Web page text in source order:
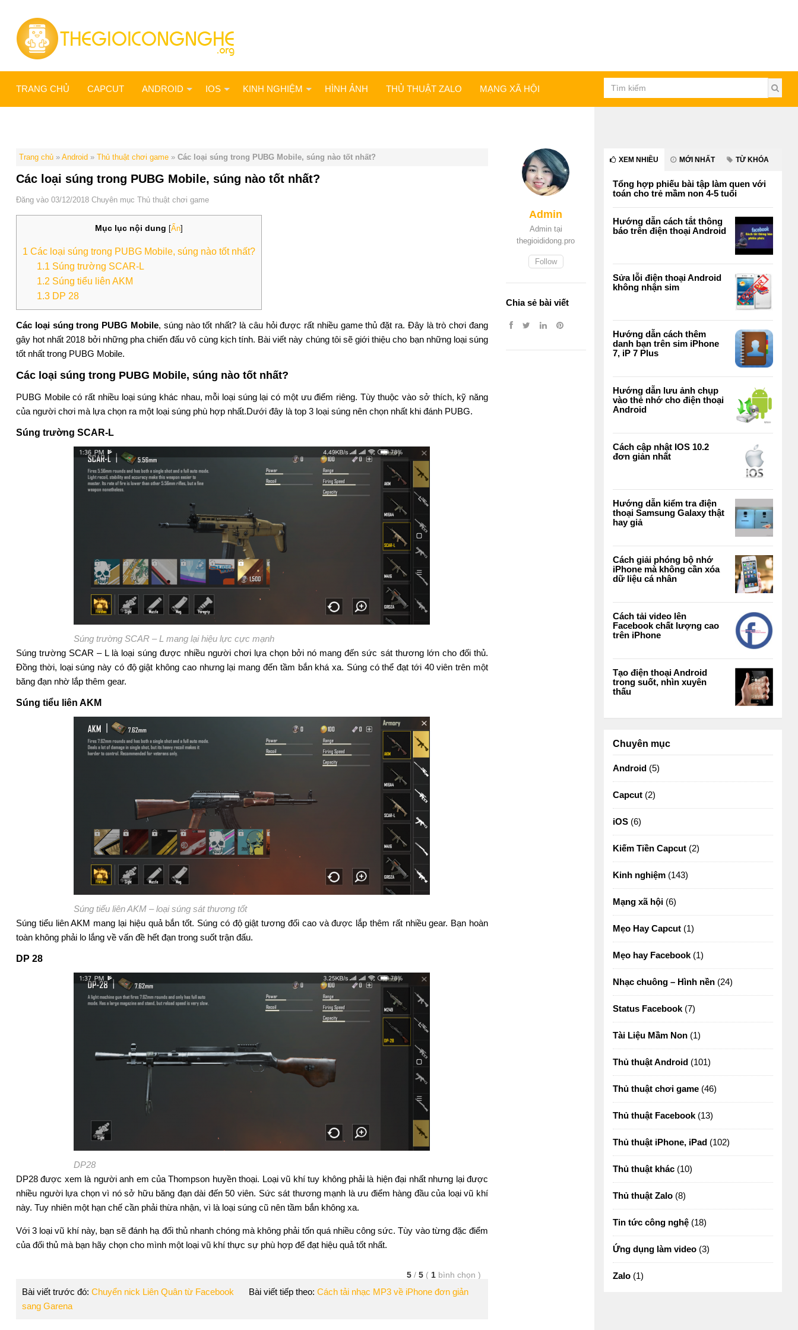
TRANG CHỦ CAPCUT ANDROID IOS KINH NGHIỆM HÌNH ẢNH THỦ THUẬT ZALO MẠNG XÃ HỘI
Trang chủ » Android » Thủ thuật chơi game » Các loại súng trong PUBG Mobile, súng nào tốt nhất?
Các loại súng trong PUBG Mobile, súng nào tốt nhất?
Đăng vào 03/12/2018 Chuyên mục Thủ thuật chơi game
Mục lục nội dung [Ẩn]
1 Các loại súng trong PUBG Mobile, súng nào tốt nhất?
1.1 Súng trường SCAR-L
1.2 Súng tiểu liên AKM
1.3 DP 28
Các loại súng trong PUBG Mobile, súng nào tốt nhất? là câu hỏi được rất nhiều game thủ đặt ra. Đây là trò chơi đang
gây hot nhất 2018 bởi những pha chiến đấu vô cùng kịch tính. Bài viết này chúng tôi sẽ giới thiệu cho bạn những loại súng
tốt nhất trong PUBG Mobile.
Các loại súng trong PUBG Mobile, súng nào tốt nhất?
PUBG Mobile có rất nhiều loại súng khác nhau, mỗi loại súng lại có một ưu điểm riêng. Tùy thuộc vào sở thích, kỹ năng
của người chơi mà lựa chọn ra một loại súng phù hợp nhất.Dưới đây là top 3 loại súng nên chọn nhất khi đánh PUBG.
Súng trường SCAR-L
Súng trường SCAR – L mang lại hiệu lực cực mạnh
Súng trường SCAR – L là loại súng được nhiều người chơi lựa chọn bởi nó mang đến sức sát thương lớn cho đối thủ.
Đồng thời, loại súng này có độ giật không cao nhưng lại mang đến tầm bắn khá xa. Súng có thể đạt tới 40 viên trên một
băng đạn nhờ lắp thêm gear.
Súng tiểu liên AKM
Súng tiểu liên AKM – loại súng sát thương tốt
Súng tiểu liên AKM mang lại hiệu quả bắn tốt. Súng có độ giật tương đối cao và được lắp thêm rất nhiều gear. Bạn hoàn
toàn không phải lo lắng về vấn đề hết đạn trong suốt trận đấu.
DP 28
DP28
DP28 được xem là người anh em của Thompson huyền thoại. Loại vũ khí tuy không phải là hiện đại nhất nhưng lại được
nhiều người lựa chọn vì nó sở hữu băng đạn dài đến 50 viên. Sức sát thương mạnh là ưu điểm hàng đầu của loại vũ khí
này. Tuy nhiên một hạn chế cần phải thừa nhận, vì là loại súng cũ nên tầm bắn không xa.
Với 3 loại vũ khí này, bạn sẽ đánh hạ đối thủ nhanh chóng mà không phải tốn quá nhiều công sức. Tùy vào từng đặc điểm
của đối thủ mà bạn hãy chọn cho mình một loại vũ khí thực sự phù hợp để đạt hiệu quả tốt nhất.
5 / 5 ( 1 bình chọn )
Bài viết trước đó: Chuyển nick Liên Quân từ Facebook
sang Garena
Bài viết tiếp theo: Cách tải nhạc MP3 về iPhone đơn giản
Admin
Admin tại
thegioididong.pro
Follow
Chia sẻ bài viết
XEM NHIỀU MỚI NHẤT TỪ KHÓA
Tổng hợp phiếu bài tập làm quen với
toán cho trẻ mầm non 4-5 tuổi
Hướng dẫn cách tắt thông
báo trên điện thoại Android
Sửa lỗi điện thoại Android
không nhận sim
Hướng dẫn cách thêm
danh bạn trên sim iPhone
7, iP 7 Plus
Hướng dẫn lưu ảnh chụp
vào thẻ nhớ cho điện thoại
Android
Cách cập nhật IOS 10.2
đơn giản nhất
Hướng dẫn kiểm tra điện
thoại Samsung Galaxy thật
hay giả
Cách giải phóng bộ nhớ
iPhone mà không cần xóa
dữ liệu cá nhân
Cách tải video lên
Facebook chất lượng cao
trên iPhone
Tạo điện thoại Android
trong suốt, nhìn xuyên
thấu
Chuyên mục
Android (5)
Capcut (2)
iOS (6)
Kiếm Tiền Capcut (2)
Kinh nghiệm (143)
Mạng xã hội (6)
Mẹo Hay Capcut (1)
Mẹo hay Facebook (1)
Nhạc chuông – Hình nền (24)
Status Facebook (7)
Tài Liệu Mầm Non (1)
Thủ thuật Android (101)
Thủ thuật chơi game (46)
Thủ thuật Facebook (13)
Thủ thuật iPhone, iPad (102)
Thủ thuật khác (10)
Thủ thuật Zalo (8)
Tin tức công nghệ (18)
Ứng dụng làm video (3)
Zalo (1)